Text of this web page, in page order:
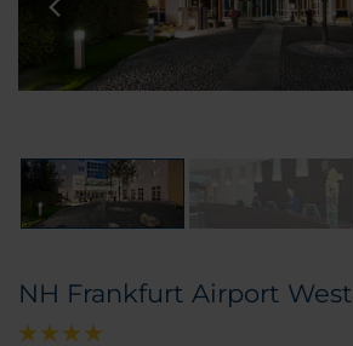
NH Frankfurt Airport West